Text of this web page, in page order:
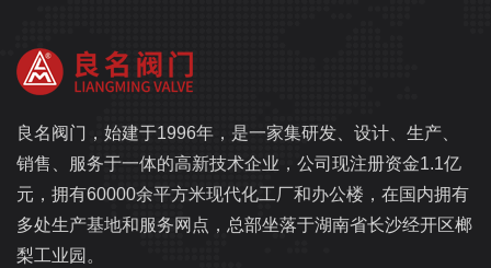
良名阀门，始建于1996年，是一家集研发、设计、生产、
销售、服务于一体的高新技术企业，公司现注册资金1.1亿
元，拥有60000余平方米现代化工厂和办公楼，在国内拥有
多处生产基地和服务网点，总部坐落于湖南省长沙经开区榔
梨工业园。